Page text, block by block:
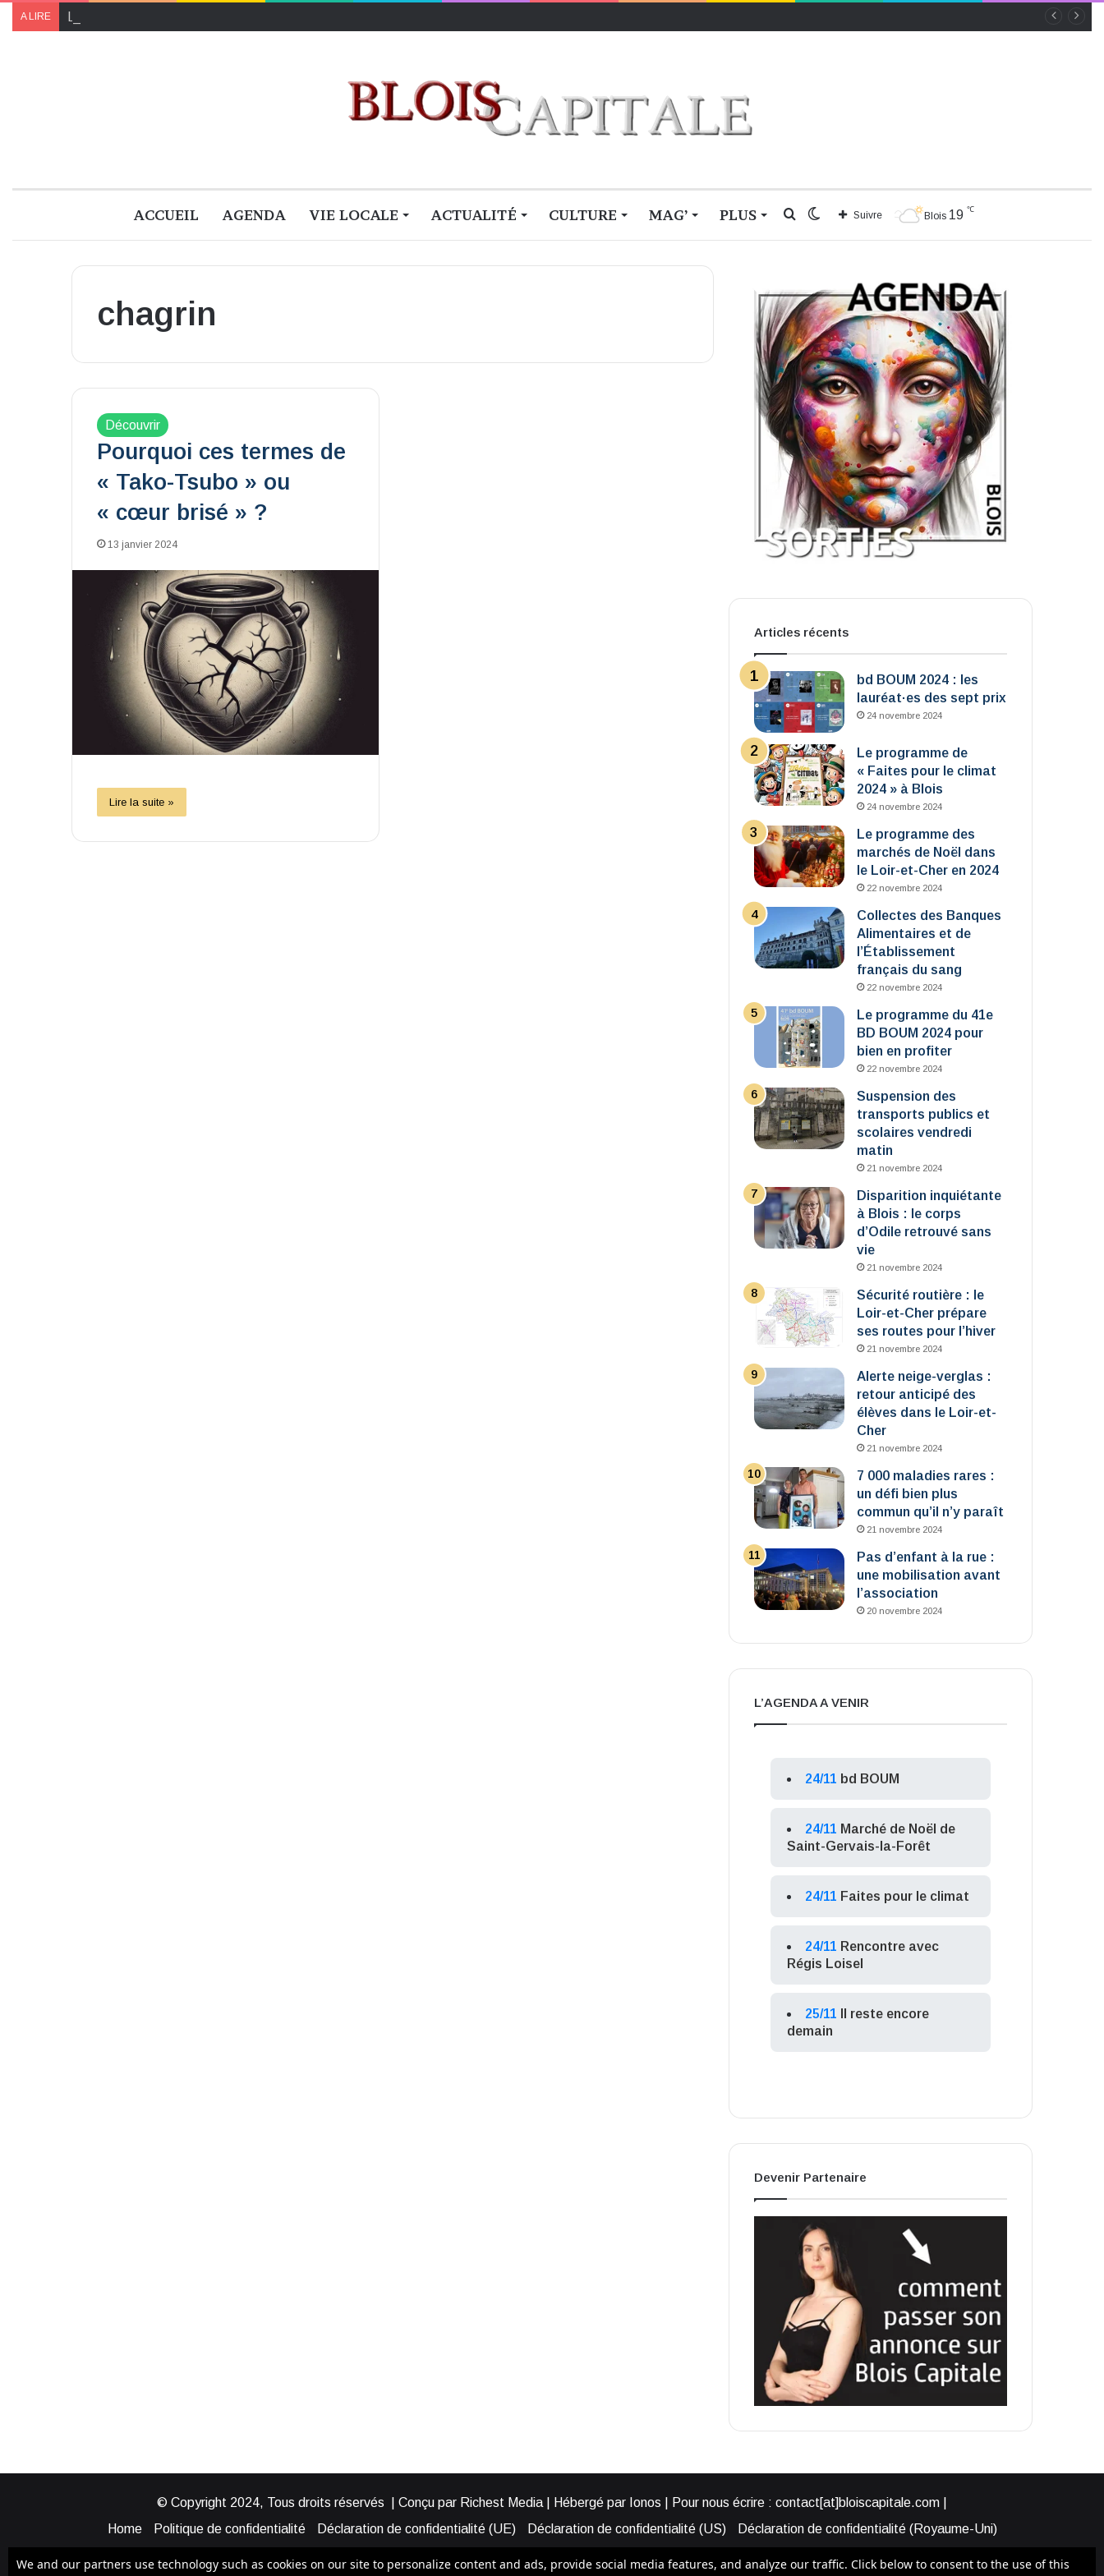
A LIRE
ACCUEIL AGENDA VIE LOCALE ACTUALITÉ CULTURE MAG’ PLUS Blois 19 ℃
Suivre
Switch
Rechercher
chagrin
Découvrir
Pourquoi ces termes de
« Tako-Tsubo » ou
« cœur brisé » ?
13 janvier 2024
Lire la suite »
Articles récents
bd BOUM 2024 : les
lauréat·es des sept prix
24 novembre 2024
Le programme de
« Faites pour le climat
2024 » à Blois
24 novembre 2024
Le programme des
marchés de Noël dans
le Loir-et-Cher en 2024
22 novembre 2024
Collectes des Banques
Alimentaires et de
l’Établissement
français du sang
22 novembre 2024
Le programme du 41e
BD BOUM 2024 pour
bien en profiter
22 novembre 2024
Suspension des
transports publics et
scolaires vendredi
matin
21 novembre 2024
Disparition inquiétante
à Blois : le corps
d’Odile retrouvé sans
vie
21 novembre 2024
Sécurité routière : le
Loir-et-Cher prépare
ses routes pour l’hiver
21 novembre 2024
Alerte neige-verglas :
retour anticipé des
élèves dans le Loir-et-
Cher
21 novembre 2024
7 000 maladies rares :
un défi bien plus
commun qu’il n’y paraît
21 novembre 2024
Pas d’enfant à la rue :
une mobilisation avant
l’association
20 novembre 2024
L’AGENDA A VENIR
24/11 bd BOUM
24/11 Marché de Noël de
Saint-Gervais-la-Forêt
24/11 Faites pour le climat
24/11 Rencontre avec
Régis Loisel
25/11
Il reste encore
demain
Devenir Partenaire
© Copyright 2024, Tous droits réservés | Conçu par Richest Media | Hébergé par Ionos | Pour nous écrire : contact[at]bloiscapitale.com |
Home
Politique de confidentialité Déclaration de confidentialité (UE) Déclaration de confidentialité (US)
Déclaration de confidentialité (Royaume-Uni)
We and our partners use technology such as cookies on our site to personalize content and ads, provide social media features, and analyze our traffic. Click below to consent to the use of this